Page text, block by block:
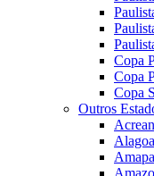
Copa
Copa
Copa
Outros